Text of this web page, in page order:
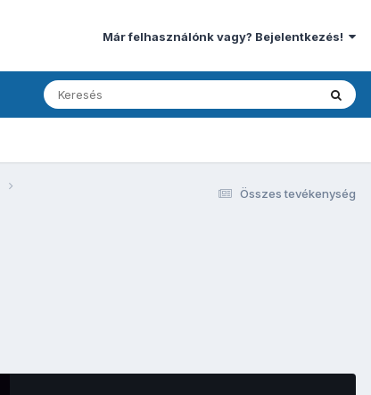
Már felhasználónk vagy? Bejelentkezés!
Összes tevékenység